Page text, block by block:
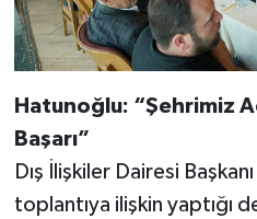
Hatunoğlu: “Şehrimiz
Başarı”
Dış İlişkiler Dairesi
toplantıya ilişkin yaptığı